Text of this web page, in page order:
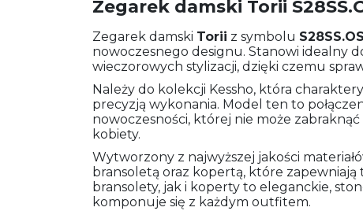
Zegarek damski Torii
Zegarek damski Torii z symbolu S28SS.OS
nowoczesnego designu. Stanowi idealny
wieczorowych stylizacji, dzięki czemu
Należy do kolekcji Kessho, która
precyzją wykonania. Model ten to
nowoczesności, której nie może
kobiety.
Wytworzony z najwyższej jakości
bransoletą oraz kopertą, które zapewniają
bransolety, jak i koperty to eleganckie,
komponuje się z każdym outfitem.